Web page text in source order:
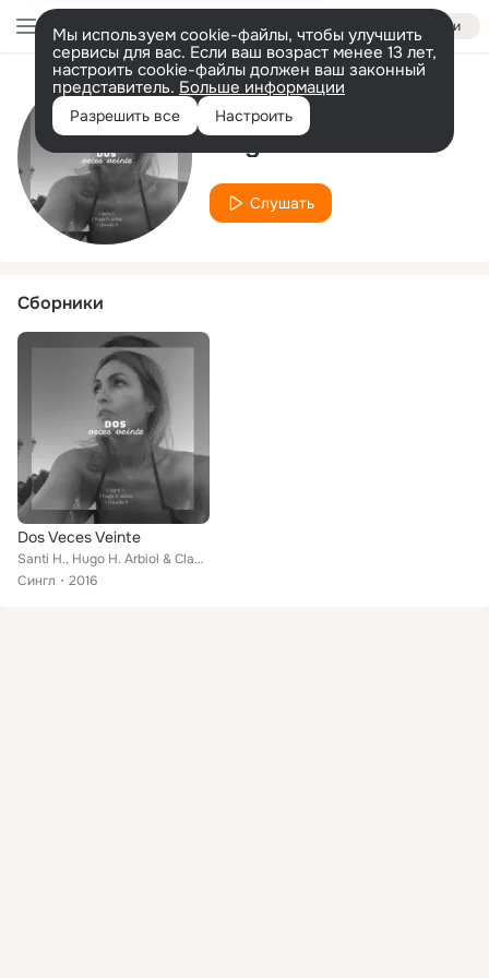
Войти
Мы используем cookie-файлы, чтобы улучшить
сервисы для вас. Если ваш возраст менее 13 лет,
настроить cookie-файлы должен ваш законный
представитель. Больше информации
Разрешить все Настроить
Исполнитель
Hugo H. Arbiol
Слушать
Сборники
Dos Veces Veinte
Santi H., Hugo H. Arbiol & Claudia H.
Сингл
2016